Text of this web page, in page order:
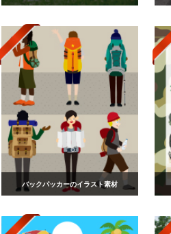
バックパッカーのイラスト素材